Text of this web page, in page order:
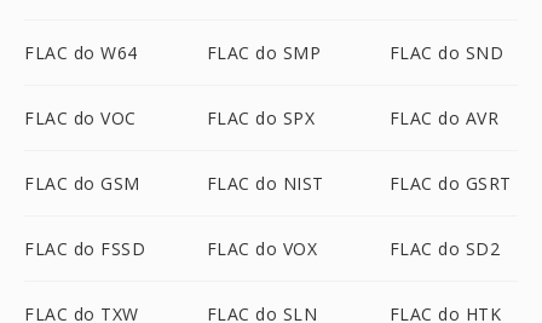
FLAC do W64 FLAC do SMP FLAC do SND
FLAC do VOC FLAC do SPX FLAC do AVR
FLAC do GSM FLAC do NIST FLAC do GSRT
FLAC do FSSD FLAC do VOX FLAC do SD2
FLAC do TXW FLAC do SLN FLAC do HTK